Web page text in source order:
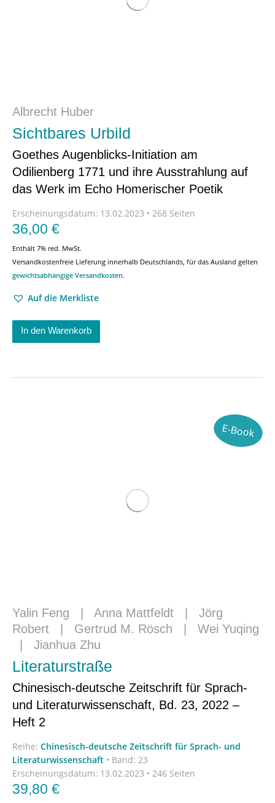
Albrecht Huber
Sichtbares Urbild
Goethes Augenblicks-Initiation am
Odilienberg 1771 und ihre Ausstrahlung auf
das Werk im Echo Homerischer Poetik
Erscheinungsdatum: 13.02.2023 • 268 Seiten
36,00 €
Enthält 7% red. MwSt.
Versandkostenfreie Lieferung innerhalb Deutschlands, für das Ausland gelten
gewichtsabhängige Versandkosten.
Auf die Merkliste
In den Warenkorb
E-Book
Yalin Feng Anna Mattfeldt
Jörg
Robert
Gertrud M. Rösch
Wei Yuqing
Jianhua Zhu
Literaturstraße
Chinesisch-deutsche Zeitschrift für Sprach-
und Literaturwissenschaft, Bd. 23, 2022 –
Heft 2
Reihe: Chinesisch-deutsche Zeitschrift für Sprach- und
Literaturwissenschaft • Band: 23
Erscheinungsdatum: 13.02.2023 • 246 Seiten
39,80 €